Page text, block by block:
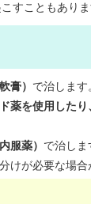
すこともありま
膏） で治します
薬を使用したり
服薬） で治しま
けが必要な場合